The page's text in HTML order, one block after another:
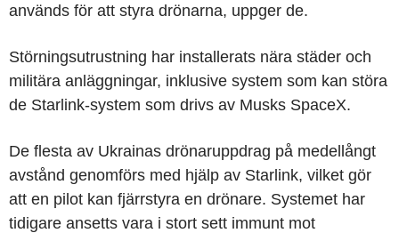
används för att styra drönarna, uppger de.
Störningsutrustning har installerats nära städer och
militära anläggningar, inklusive system som kan störa
de Starlink-system som drivs av Musks SpaceX.
De flesta av Ukrainas drönaruppdrag på medellångt
avstånd genomförs med hjälp av Starlink, vilket gör
att en pilot kan fjärrstyra en drönare. Systemet har
tidigare ansetts vara i stort sett immunt mot